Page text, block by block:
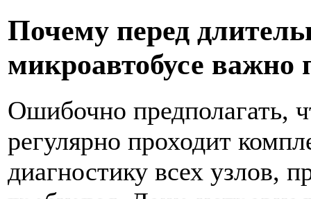
Почему перед
микроавтобусе
Ошибочно предполагать,
регулярно проходит
диагностику всех узлов,